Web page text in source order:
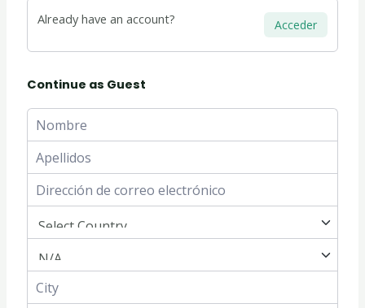
Already have an account? Acceder
Continue as Guest